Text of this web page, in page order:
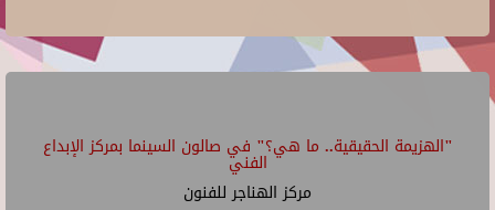
"الهزيمة الحقيقية.. ما هي؟" في صالون السينما بمركز الإبداع
الفني
مركز الهناجر للفنون